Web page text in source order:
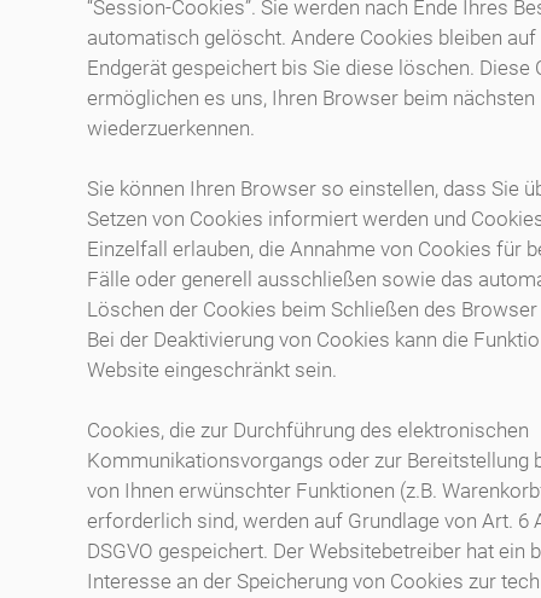
“Session-Cookies”. Sie werden nach Ende Ihres
automatisch gelöscht. Andere Cookies bleiben
Endgerät gespeichert bis Sie diese löschen. Diese
ermöglichen es uns, Ihren Browser beim nächsten
wiederzuerkennen.
Sie können Ihren Browser so einstellen, dass Sie
Setzen von Cookies informiert werden und
Einzelfall erlauben, die Annahme von Cookies für
Fälle oder generell ausschließen sowie das
Löschen der Cookies beim Schließen des
Bei der Deaktivierung von Cookies kann die
Website eingeschränkt sein.
Cookies, die zur Durchführung des elektronischen
Kommunikationsvorgangs oder zur Bereitstellung
von Ihnen erwünschter Funktionen (z.B.
erforderlich sind, werden auf Grundlage von Art. 6
DSGVO gespeichert. Der Websitebetreiber hat ein
Interesse an der Speicherung von Cookies zur